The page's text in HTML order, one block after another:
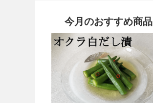
今月のおすすめ商品